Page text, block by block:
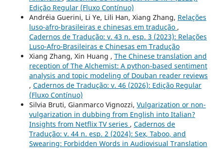
Edição Regular (Fluxo Contínuo)
Andréia Guerini, Li Ye, Lili Han, Xiang Zhang, Relações
luso-afro-brasileiras e chinesas em tradução ,
Cadernos de Tradução: v. 43 n. esp. 3 (2023): Relações
Luso-Afro-Brasileiras e Chinesas em Tradução
Xiang Zhang, Xin Huang , The Chinese translation and
reception of The Alchemist: A python-based sentiment
analysis and topic modeling of Douban reader reviews
, Cadernos de Tradução: v. 46 (2026): Edição Regular
(Fluxo Contínuo)
Silvia Bruti, Gianmarco Vignozzi, Vulgarization or non-
vulgarization in dubbing from English into Italian?
Insights from Netflix TV series , Cadernos de
Tradução: v. 44 n. esp. 2 (2024): Sex, Taboo, and
Swearing: Forbidden Words in Audiovisual Translation